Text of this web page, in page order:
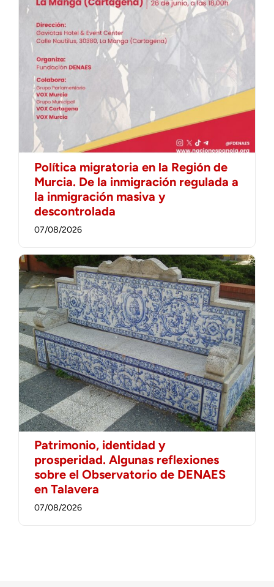
Política migratoria en la Región de
Murcia. De la inmigración regulada a
la inmigración masiva y
descontrolada
07/08/2026
Patrimonio, identidad y
prosperidad. Algunas reflexiones
sobre el Observatorio de DENAES
en Talavera
07/08/2026